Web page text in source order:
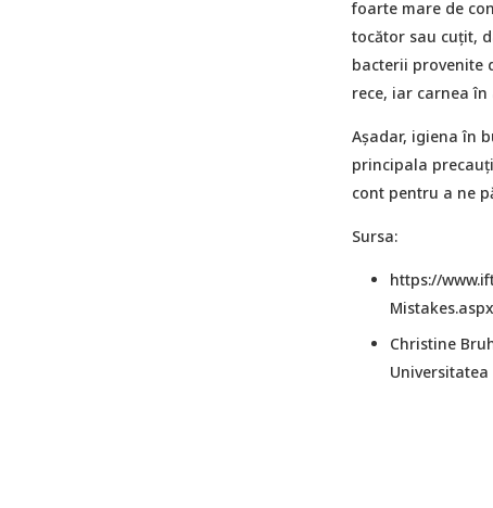
foarte mare de
tocător sau cuțit,
bacterii provenite
rece, iar carnea
Așadar, igiena în
principala
cont pentru a ne
Sursa:
https://
Mistakes.aspx
Christine